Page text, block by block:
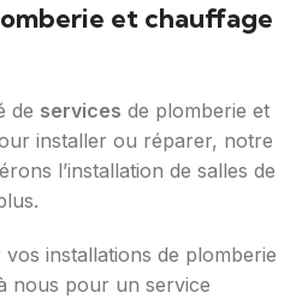
et chauffage
de services de plomberie et
installer ou réparer, notre
l’installation de salles de
installations de plomberie
nous pour un service